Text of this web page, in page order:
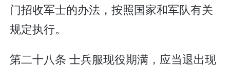
门招收军士的办法，按照国家和军队有关
规定执行。
第二十八条 士兵服现役期满，应当退出现